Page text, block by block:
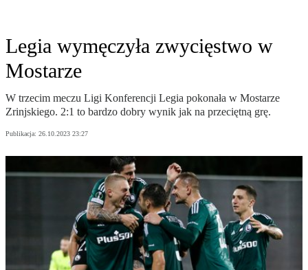
Legia wymęczyła zwycięstwo w
Mostarze
W trzecim meczu Ligi Konferencji Legia pokonała w Mostarze
Zrinjskiego. 2:1 to bardzo dobry wynik jak na przeciętną grę.
Publikacja: 26.10.2023 23:27